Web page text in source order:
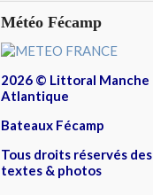
Météo Fécamp
2026 © Littoral Manche
Atlantique
Bateaux Fécamp
Tous droits réservés des
textes & photos